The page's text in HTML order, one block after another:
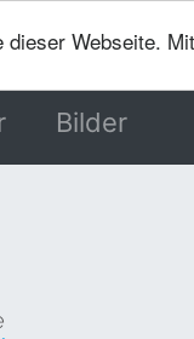
Webseite.
Bilder